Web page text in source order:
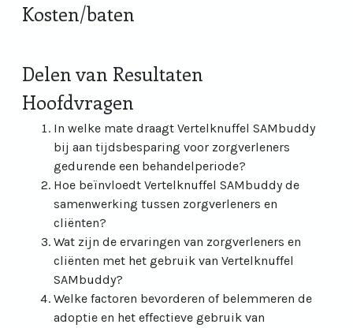
Kosten/baten
Delen van Resultaten
Hoofdvragen
In welke mate draagt Vertelknuffel SAMbuddy
bij aan tijdsbesparing voor zorgverleners
gedurende een behandelperiode?
Hoe beïnvloedt Vertelknuffel SAMbuddy de
samenwerking tussen zorgverleners en
cliënten?
Wat zijn de ervaringen van zorgverleners en
cliënten met het gebruik van Vertelknuffel
SAMbuddy?
Welke factoren bevorderen of belemmeren de
adoptie en het effectieve gebruik van